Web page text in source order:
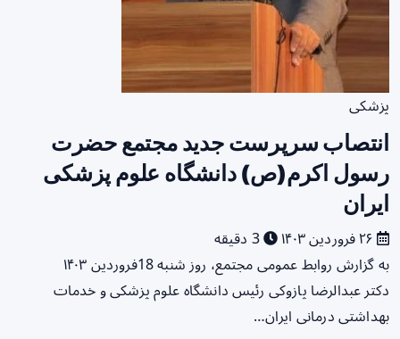
پزشکی
انتصاب سرپرست جدید مجتمع حضرت
رسول اکرم(ص) دانشگاه علوم پزشکی
ایران
3 دقیقه
به گزارش روابط عمومی مجتمع، روز شنبه 18فروردین ۱۴۰۳
دکتر عبدالرضا پازوکی رئیس دانشگاه علوم پزشکی و خدمات
بهداشتی درمانی ایران…